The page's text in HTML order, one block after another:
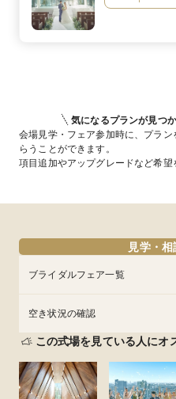
気になるプランが見つ
会場見学・フェア参加時に、プラ
らうことができます。
項目追加やアップグレードなど希望
見学・
ブライダルフェア一覧
空き状況の確認
この式場を見ている人にオ